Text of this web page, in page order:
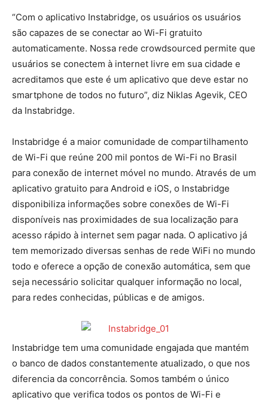
“Com o aplicativo Instabridge, os usuários os usuários
são capazes de se conectar ao Wi-Fi gratuito
automaticamente. Nossa rede crowdsourced permite que
usuários se conectem à internet livre em sua cidade e
acreditamos que este é um aplicativo que deve estar no
smartphone de todos no futuro”, diz Niklas Agevik, CEO
da Instabridge.
Instabridge é a maior comunidade de compartilhamento
de Wi-Fi que reúne 200 mil pontos de Wi-Fi no Brasil
para conexão de internet móvel no mundo. Através de um
aplicativo gratuito para Android e iOS, o Instabridge
disponibiliza informações sobre conexões de Wi-Fi
disponíveis nas proximidades de sua localização para
acesso rápido à internet sem pagar nada. O aplicativo já
tem memorizado diversas senhas de rede WiFi no mundo
todo e oferece a opção de conexão automática, sem que
seja necessário solicitar qualquer informação no local,
para redes conhecidas, públicas e de amigos.
Instabridge tem uma comunidade engajada que mantém
o banco de dados constantemente atualizado, o que nos
diferencia da concorrência. Somos também o único
aplicativo que verifica todos os pontos de Wi-Fi e